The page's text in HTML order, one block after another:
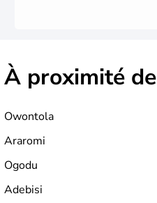
À proximité de
Owontola
Araromi
Ogodu
Adebisi